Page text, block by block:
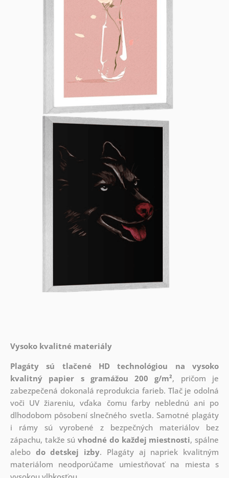
Vysoko kvalitné materiály
Plagáty sú tlačené HD technológiou na vysoko
kvalitný papier s gramážou 200 g/m², pričom je
zabezpečená dokonalá reprodukcia farieb. Tlač je odolná
voči UV žiareniu, vďaka čomu farby neblednú ani po
dlhodobom pôsobení slnečného svetla. Samotné plagáty
i rámy sú vyrobené z bezpečných materiálov bez
zápachu, takže súvhodné do každej miestnosti, spálne
alebo do detskej izby. Plagáty aj napriek kvalitným
materiálom neodporúčame umiestňovať na miesta s